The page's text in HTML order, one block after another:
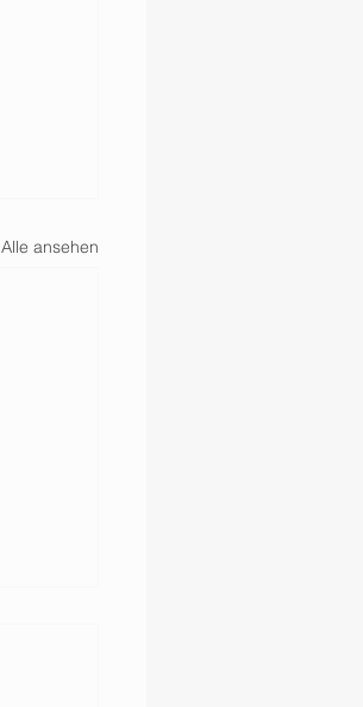
Alle ansehen